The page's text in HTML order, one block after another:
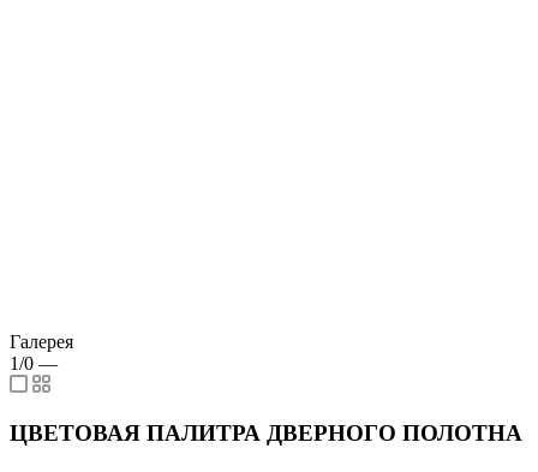
Галерея
1/0 —
ЦВЕТОВАЯ ПАЛИТРА ДВЕРНОГО ПОЛОТНА